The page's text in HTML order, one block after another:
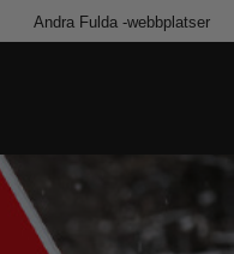
Andra Fulda -webbplatser